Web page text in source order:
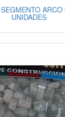
UNIDADES